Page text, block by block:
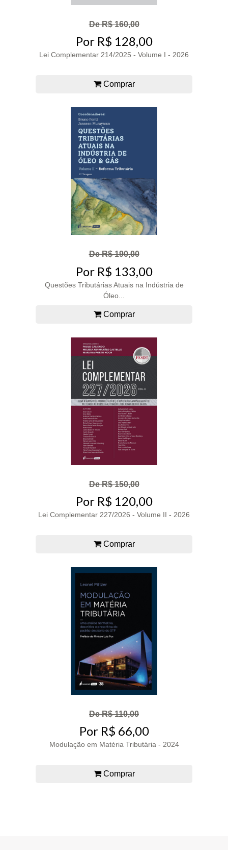
De R$ 160,00
Por R$ 128,00
Lei Complementar 214/2025 - Volume I - 2026
Comprar
De R$ 190,00
Por R$ 133,00
Questões Tributárias Atuais na Indústria de
Óleo...
Comprar
De R$ 150,00
Por R$ 120,00
Lei Complementar 227/2026 - Volume II - 2026
Comprar
De R$ 110,00
Por R$ 66,00
Modulação em Matéria Tributária - 2024
Comprar